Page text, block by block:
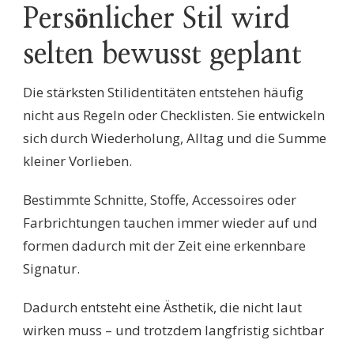
Persönlicher Stil wird
selten bewusst geplant
Die stärksten Stilidentitäten entstehen häufig
nicht aus Regeln oder Checklisten. Sie entwickeln
sich durch Wiederholung, Alltag und die Summe
kleiner Vorlieben.
Bestimmte Schnitte, Stoffe, Accessoires oder
Farbrichtungen tauchen immer wieder auf und
formen dadurch mit der Zeit eine erkennbare
Signatur.
Dadurch entsteht eine Ästhetik, die nicht laut
wirken muss – und trotzdem langfristig sichtbar